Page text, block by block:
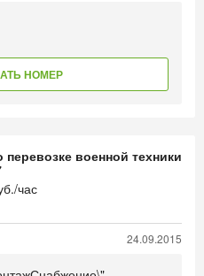
НОМЕР
перевозке военной техники
час
24.09.2015